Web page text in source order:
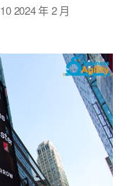
10 2024 年 2 月